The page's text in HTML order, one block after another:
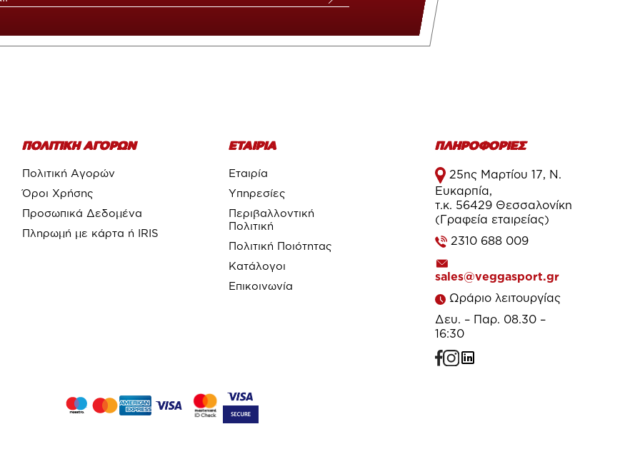
ΠΟΛΙΤΙΚΗ ΑΓΟΡΩΝ
Πολιτική Αγορών
Όροι Χρήσης
Προσωπικά Δεδομένα
Πληρωμή με κάρτα ή IRIS
ΕΤΑΙΡΙΑ
Εταιρία
Υπηρεσίες
Περιβαλλοντική
Πολιτική
Πολιτική Ποιότητας
Κατάλογοι
Επικοινωνία
ΠΛΗΡΟΦΟΡΙΕΣ
25ης Μαρτίου 17, Ν.
Ευκαρπία,
τ.κ. 56429 Θεσσαλονίκη
(Γραφεία εταιρείας)
2310 688 009
sales@veggasport.gr
Ωράριο λειτουργίας
Δευ. – Παρ. 08.30 –
16:30